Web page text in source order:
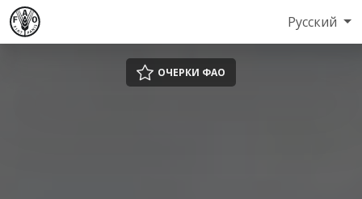
Русский
ОЧЕРКИ ФАО